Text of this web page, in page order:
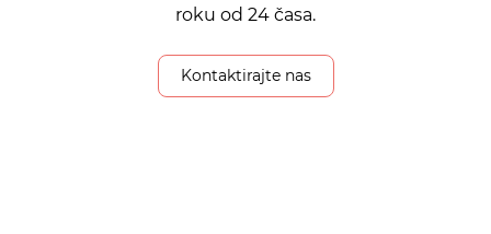
roku od 24 časa.
Kontaktirajte nas